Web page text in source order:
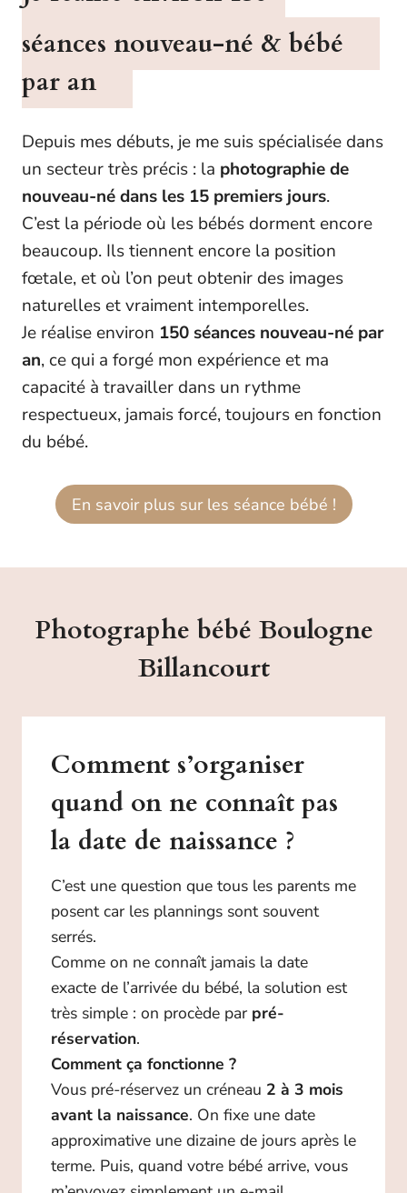
séances nouveau-né & bébé
par an
Depuis mes débuts, je me suis spécialisée dans
un secteur très précis : la photographie de
nouveau-né dans les 15 premiers jours.
C’est la période où les bébés dorment encore
beaucoup. Ils tiennent encore la position
fœtale, et où l’on peut obtenir des images
naturelles et vraiment intemporelles.
Je réalise environ 150 séances nouveau-né par
an, ce qui a forgé mon expérience et ma
capacité à travailler dans un rythme
respectueux, jamais forcé, toujours en fonction
du bébé.
En savoir plus sur les séance bébé !
Photographe bébé Boulogne
Billancourt
Comment s’organiser
quand on ne connaît pas
la date de naissance ?
C’est une question que tous les parents me
posent car les plannings sont souvent
serrés.
Comme on ne connaît jamais la date
exacte de l’arrivée du bébé, la solution est
très simple : on procède par pré-
réservation.
Comment ça fonctionne ?
Vous pré-réservez un créneau 2 à 3 mois
avant la naissance. On fixe une date
approximative une dizaine de jours après le
terme. Puis, quand votre bébé arrive, vous